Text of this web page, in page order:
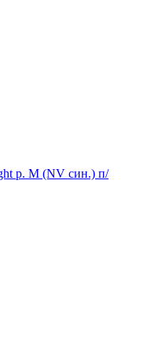
р. M (NV син.) п/